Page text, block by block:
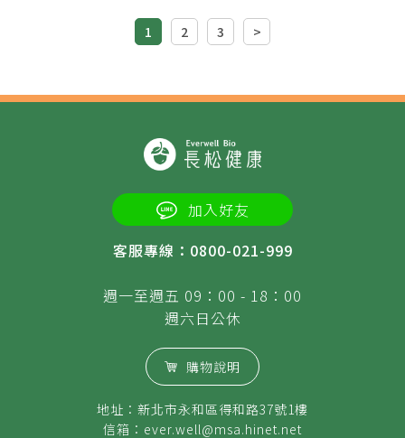
1 2 3 >
購物說明
地址：新北市永和區得和路37號1樓
信箱： ever.well@msa.hinet.net
加入好友
客服專線：0800-021-999
週一至週五 09：00 - 18：00
週六日公休